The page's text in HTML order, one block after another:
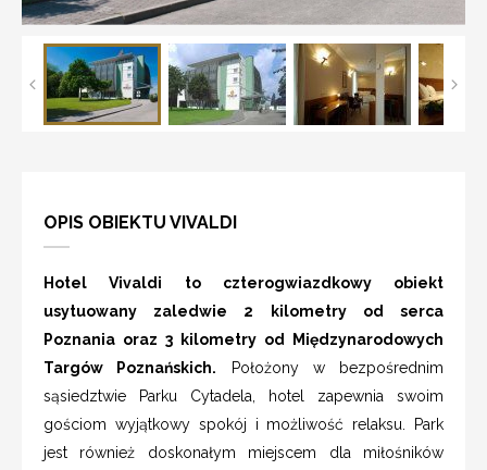
OPIS OBIEKTU VIVALDI
Hotel Vivaldi to czterogwiazdkowy obiekt
usytuowany zaledwie 2 kilometry od serca
Poznania oraz 3 kilometry od Międzynarodowych
Targów Poznańskich. Położony w bezpośrednim
sąsiedztwie Parku Cytadela, hotel zapewnia swoim
gościom wyjątkowy spokój i możliwość relaksu. Park
jest również doskonałym miejscem dla miłośników